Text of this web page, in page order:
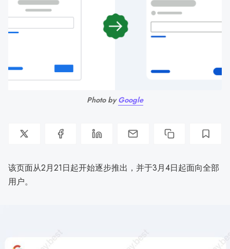
Photo by Google
该页面从2月21日起开始逐步推出，并于3月4日起面向全部
用户。